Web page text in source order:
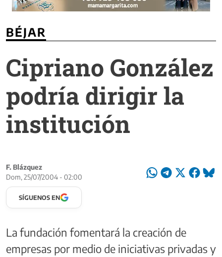
BÉJAR
Cipriano González
podría dirigir la
institución
F. Blázquez
Dom, 25/07/2004 - 02:00
SÍGUENOS EN
La fundación fomentará la creación de
empresas por medio de iniciativas privadas y